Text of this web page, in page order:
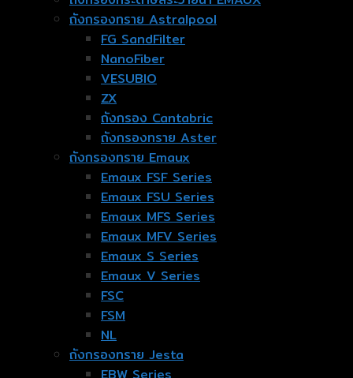
ถังกรองทราย Astralpool
FG SandFilter
NanoFiber
VESUBIO
ZX
ถังกรอง Cantabric
ถังกรองทราย Aster
ถังกรองทราย Emaux
Emaux FSF Series
Emaux FSU Series
Emaux MFS Series
Emaux MFV Series
Emaux S Series
Emaux V Series
FSC
FSM
NL
ถังกรองทราย Jesta